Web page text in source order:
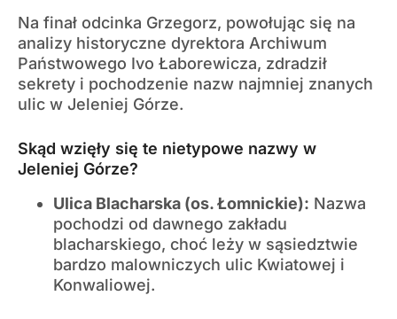
Na finał odcinka Grzegorz, powołując się na
analizy historyczne dyrektora Archiwum
Państwowego Ivo Łaborewicza, zdradził
sekrety i pochodzenie nazw najmniej znanych
ulic w Jeleniej Górze.
Skąd wzięły się te nietypowe nazwy w
Jeleniej Górze?
Ulica Blacharska (os. Łomnickie): Nazwa
pochodzi od dawnego zakładu
blacharskiego, choć leży w sąsiedztwie
bardzo malowniczych ulic Kwiatowej i
Konwaliowej.